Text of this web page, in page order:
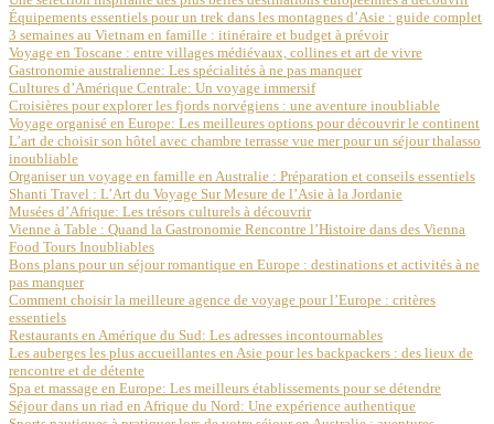
Équipements essentiels pour un trek dans les montagnes d’Asie : guide complet
3 semaines au Vietnam en famille : itinéraire et budget à prévoir
Voyage en Toscane : entre villages médiévaux, collines et art de vivre
Gastronomie australienne: Les spécialités à ne pas manquer
Cultures d’Amérique Centrale: Un voyage immersif
Croisières pour explorer les fjords norvégiens : une aventure inoubliable
Voyage organisé en Europe: Les meilleures options pour découvrir le continent
L’art de choisir son hôtel avec chambre terrasse vue mer pour un séjour thalasso
inoubliable
Organiser un voyage en famille en Australie : Préparation et conseils essentiels
Shanti Travel : L’Art du Voyage Sur Mesure de l’Asie à la Jordanie
Musées d’Afrique: Les trésors culturels à découvrir
Vienne à Table : Quand la Gastronomie Rencontre l’Histoire dans des Vienna
Food Tours Inoubliables
Bons plans pour un séjour romantique en Europe : destinations et activités à ne
pas manquer
Comment choisir la meilleure agence de voyage pour l’Europe : critères
essentiels
Restaurants en Amérique du Sud: Les adresses incontournables
Les auberges les plus accueillantes en Asie pour les backpackers : des lieux de
rencontre et de détente
Spa et massage en Europe: Les meilleurs établissements pour se détendre
Séjour dans un riad en Afrique du Nord: Une expérience authentique